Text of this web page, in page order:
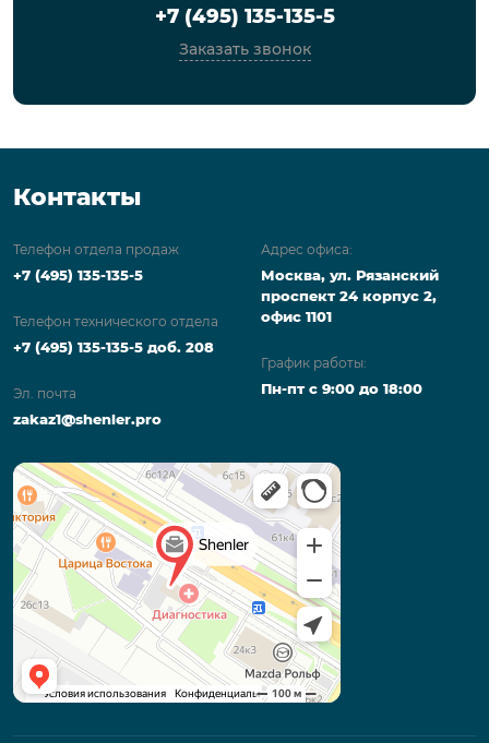
+7 (495) 135-135-5
Заказать звонок
Контакты
Телефон отдела продаж
+7 (495) 135-135-5
Телефон технического отдела
+7 (495) 135-135-5 доб. 208
Эл. почта
zakaz1@shenler.pro
Адрес офиса:
Москва, ул. Рязанский
проспект 24 корпус 2,
офис 1101
График работы:
Пн-пт с 9:00 до 18:00